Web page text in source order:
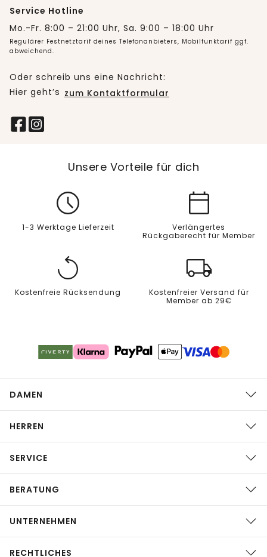
Service Hotline
Mo.-Fr. 8:00 – 21:00 Uhr, Sa. 9:00 – 18:00 Uhr
Regulärer Festnetztarif deines Telefonanbieters, Mobilfunktarif ggf.
abweichend.
Oder schreib uns eine Nachricht:
Hier geht’s zum Kontaktformular
Unsere Vorteile für dich
1-3 Werktage Lieferzeit
Verlängertes
Rückgaberecht für Member
Kostenfreie Rücksendung
Kostenfreier Versand für
Member ab 29€
DAMEN
HERREN
SERVICE
BERATUNG
UNTERNEHMEN
RECHTLICHES